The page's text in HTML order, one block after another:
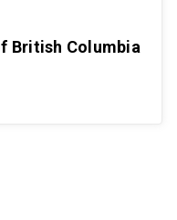
British Columbia